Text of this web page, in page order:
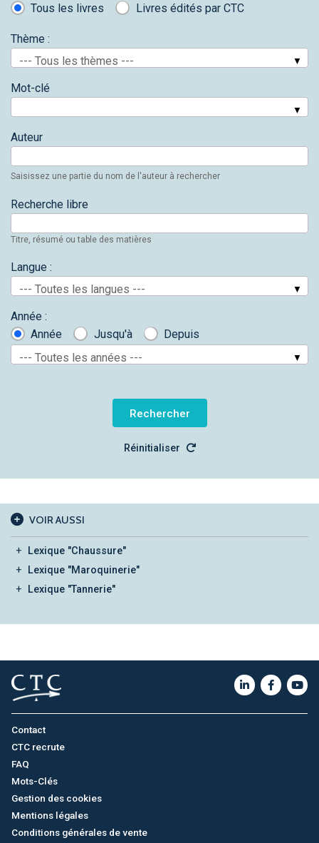
Tous les livres
Livres édités par CTC
Thème :
--- Tous les thèmes ---
Mot-clé
Auteur
Saisissez une partie du nom de l'auteur à rechercher
Recherche libre
Titre, résumé ou table des matières
Langue :
--- Toutes les langues ---
Année :
Année
Jusqu'à
Depuis
--- Toutes les années ---
Réinitialiser
VOIR AUSSI
Lexique "Chaussure"
Lexique "Maroquinerie"
Lexique "Tannerie"
Contact
CTC recrute
FAQ
Mots-Clés
Gestion des cookies
Mentions légales
Conditions générales de vente